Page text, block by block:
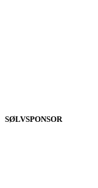
SØLVSPONSOR